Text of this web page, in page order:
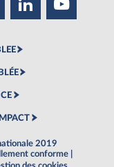
2019
conforme
des cookies